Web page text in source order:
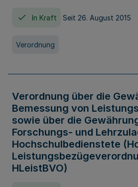
In Kraft Seit 26. August 2015
Verordnung
Verordnung über die
Bemessung von
sowie über die
Forschungs- und
Hochschulbedienstete
HLeistBVO)